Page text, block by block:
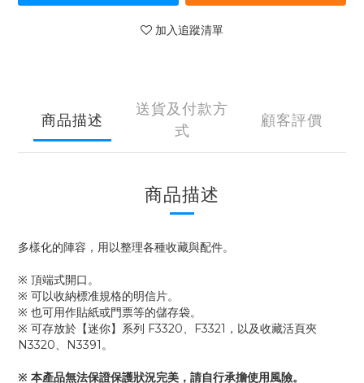
加入追蹤清單
商品描述
送貨及付款方
式
顧客評價
商品描述
多樣化的陣容，用以整理各種收藏與配件。
※ 頂端式開口。
※ 可以收納標准規格的明信片。
※ 也可用作貼紙或門票等的儲存袋。
※ 可存放於【迷你】系列 F3320、F3321，以及收藏活頁夾
N3320、N3391。
※ 本產品無法保證保護狀況完美，請自行承擔使用風險。